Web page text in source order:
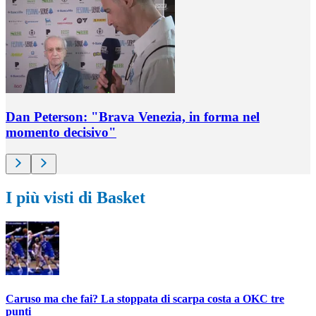
Dan Peterson: "Brava Venezia, in forma nel
momento decisivo"
I più visti di Basket
Caruso ma che fai? La stoppata di scarpa costa a OKC tre
punti